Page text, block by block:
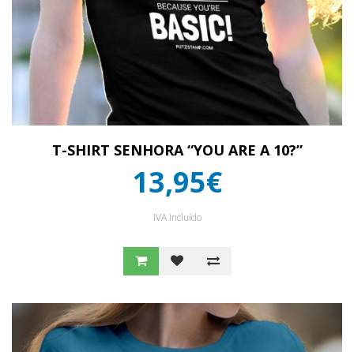
T-SHIRT SENHORA “YOU ARE A 10?”
13,95€
IVA Incluído